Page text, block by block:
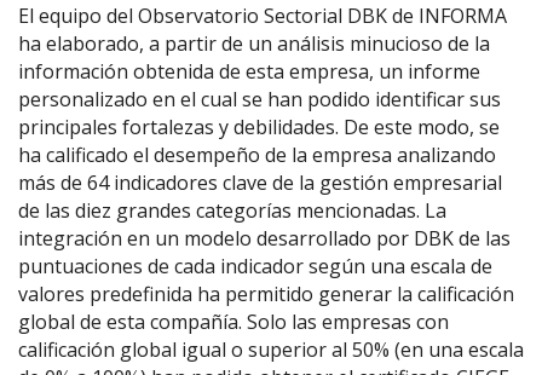
El equipo del Observatorio Sectorial DBK de INFORMA
ha elaborado, a partir de un análisis minucioso de la
información obtenida de esta empresa, un informe
personalizado en el cual se han podido identificar sus
principales fortalezas y debilidades. De este modo, se
ha calificado el desempeño de la empresa analizando
más de 64 indicadores clave de la gestión empresarial
de las diez grandes categorías mencionadas. La
integración en un modelo desarrollado por DBK de las
puntuaciones de cada indicador según una escala de
valores predefinida ha permitido generar la calificación
global de esta compañía. Solo las empresas con
calificación global igual o superior al 50% (en una escala